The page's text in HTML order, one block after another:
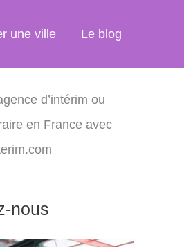
une ville Le blog
d’intérim ou
en France avec
nous